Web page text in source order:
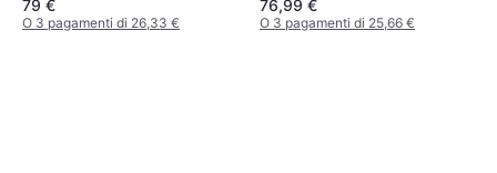
79 €
O 3 pagamenti di 26,33 €
76,99 €
O 3 pagamenti di 25,66 €